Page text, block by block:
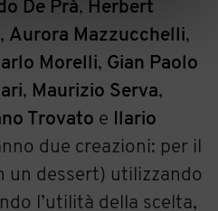
De Prà, Herbert
, Aurora Mazzucchelli,
Morelli, Gian Paolo
, Maurizio Serva,
Trovato e
Ilario
due creazioni: per il
un dessert) utilizzando
l’utilità della scelta,